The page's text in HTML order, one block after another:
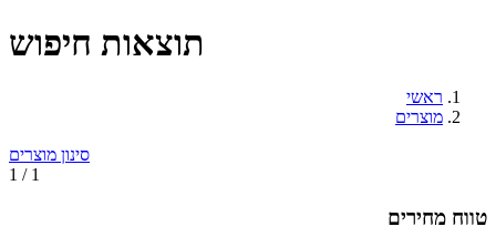
תוצאות חיפוש
ראשי
מוצרים
סינון מוצרים
1 / 1
טווח מחירים